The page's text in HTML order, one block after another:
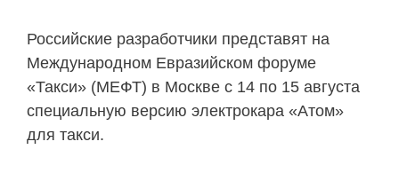
Российские разработчики представят на
Международном Евразийском форуме
«Такси» (МЕФТ) в Москве с 14 по 15 августа
специальную версию электрокара «Атом»
для такси.